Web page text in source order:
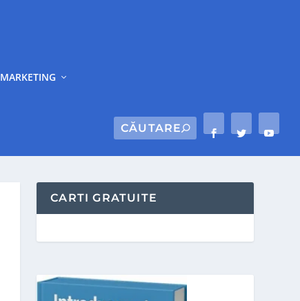
MARKETING
CARTI GRATUITE